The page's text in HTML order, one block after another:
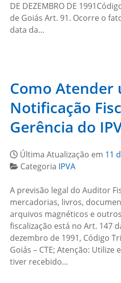
DE DEZEMBRO DE
de Goiás Art. 91. Ocorre o
data da…
Como Atender
Notificação
Gerência do
Última Atualização em 11
Categoria IPVA
A previsão legal do Auditor
mercadorias, livros,
arquivos magnéticos e
fiscalização está no Art. 147
dezembro de 1991, Código
Goiás – CTE; Atenção:
tiver recebido…